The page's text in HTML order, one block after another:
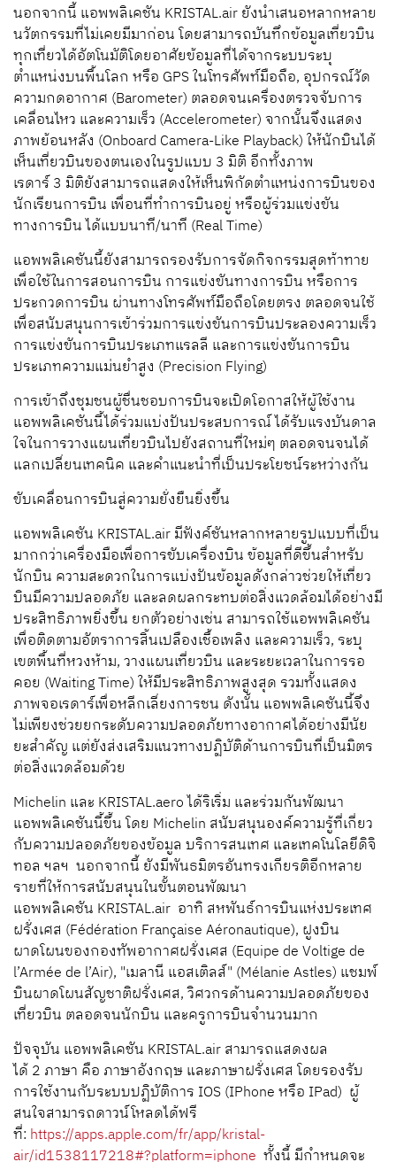
นอกจากนี้ แอพพลิเคชัน KRISTAL.airยังนำเสนอหลากหลาย
นวัตกรรมที่ไม่เคยมีมาก่อน โดยสามารถบันทึกข้อมูลเที่ยวบิน
ทุกเที่ยวได้อัตโนมัติโดยอาศัยข้อมูลที่ได้จากระบบระบุ
ตำแหน่งบนพื้นโลก หรือ GPSในโทรศัพท์มือถือ, อุปกรณ์วัด
ความกดอากาศ (Barometer) ตลอดจนเครื่องตรวจจับการ
เคลื่อนไหว และความเร็ว (Accelerometer) จากนั้นจึงแสดง
ภาพย้อนหลัง (Onboard Camera-Like Playback) ให้นักบินได้
เห็นเที่ยวบินของตนเองในรูปแบบ 3 มิติ อีกทั้งภาพ
เรดาร์3 มิติยังสามารถแสดงให้เห็นพิกัดตำแหน่งการบินของ
นักเรียนการบิน เพื่อนที่ทำการบินอยู่ หรือผู้ร่วมแข่งขัน
ทางการบิน ได้แบบนาที/นาที (Real Time)
แอพพลิเคชันนี้ยังสามารถรองรับการจัดกิจกรรมสุดท้าทาย
เพื่อใช้ในการสอนการบิน การแข่งขันทางการบิน หรือการ
ประกวดการบิน ผ่านทางโทรศัพท์มือถือโดยตรง ตลอดจนใช้
เพื่อสนับสนุนการเข้าร่วมการแข่งขันการบินประลองความเร็ว
การแข่งขันการบินประเภทแรลลี และการแข่งขันการบิน
ประเภทความแม่นยำสูง (Precision Flying)
การเข้าถึงชุมชนผู้ชื่นชอบการบินจะเปิดโอกาสให้ผู้ใช้งาน
แอพพลิเคชันนี้ได้ร่วมแบ่งปันประสบการณ์ ได้รับแรงบันดาล
ใจในการวางแผนเที่ยวบินไปยังสถานที่ใหม่ๆ ตลอดจนจนได้
แลกเปลี่ยนเทคนิค และคำแนะนำที่เป็นประโยชน์ระหว่างกัน
ขับเคลื่อนการบินสู่ความยั่งยืนยิ่งขึ้น
แอพพลิเคชัน KRISTAL.airมีฟังค์ชันหลากหลายรูปแบบที่เป็น
มากกว่าเครื่องมือเพื่อการขับเครื่องบิน ข้อมูลที่ดีขึ้นสำหรับ
นักบิน ความสะดวกในการแบ่งปันข้อมูลดังกล่าวช่วยให้เที่ยว
บินมีความปลอดภัย และลดผลกระทบต่อสิ่งแวดล้อมได้อย่างมี
ประสิทธิภาพยิ่งขึ้น ยกตัวอย่างเช่น สามารถใช้แอพพลิเคชัน
เพื่อติดตามอัตราการสิ้นเปลืองเชื้อเพลิง และความเร็ว, ระบุ
เขตพื้นที่หวงห้าม,วางแผนเที่ยวบิน และระยะเวลาในการรอ
คอย (Waiting Time) ให้มีประสิทธิภาพสูงสุด รวมทั้งแสดง
ภาพจอเรดาร์เพื่อหลีกเลี่ยงการชน ดังนั้น แอพพลิเคชันนี้จึง
ไม่เพียงช่วยยกระดับความปลอดภัยทางอากาศได้อย่างมีนัย
ยะสำคัญ แต่ยังส่งเสริมแนวทางปฏิบัติด้านการบินที่เป็นมิตร
ต่อสิ่งแวดล้อมด้วย
Michelin และ KRISTAL.aeroได้ริเริ่ม และร่วมกันพัฒนา
แอพพลิเคชันนี้ขึ้น โดย Michelin สนับสนุนองค์ความรู้ที่เกี่ยว
กับความปลอดภัยของข้อมูล บริการสนเทศ และเทคโนโลยีดิจิ
ทอล ฯลฯ นอกจากนี้ ยังมีพันธมิตรอันทรงเกียรติอีกหลาย
รายที่ให้การสนับสนุนในขั้นตอนพัฒนา
แอพพลิเคชัน KRISTAL.air อาทิ สหพันธ์การบินแห่งประเทศ
ฝรั่งเศส (Fédération Française Aéronautique), ฝูงบิน
ผาดโผนของกองทัพอากาศฝรั่งเศส (Equipe de Voltige de
l’Armée de l’Air), "เมลานี แอสเติลส์" (Mélanie Astles) แชมพ์
บินผาดโผนสัญชาติฝรั่งเศส,วิศวกรด้านความปลอดภัยของ
เที่ยวบิน ตลอดจนนักบิน และครูการบินจำนวนมาก
ปัจจุบัน แอพพลิเคชัน KRISTAL.airสามารถแสดงผล
ได้2 ภาษา คือ ภาษาอังกฤษ และภาษาฝรั่งเศส โดยรองรับ
การใช้งานกับระบบปฏิบัติการ IOS (IPhoneหรือ IPad) ผู้
สนใจสามารถดาวน์โหลดได้ฟรี
ที่: https://apps.apple.com/fr/app/kristal-
air/id1538117218#?platform=iphone ทั้งนี้ มีกำหนดจะ